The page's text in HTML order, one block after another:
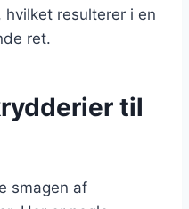
resulterer i en
ret.
til
smagen af